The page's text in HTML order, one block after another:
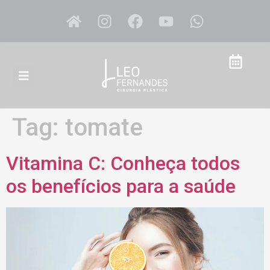
Tag: tomate
Vitamina C: Conheça todos
os benefícios para a saúde